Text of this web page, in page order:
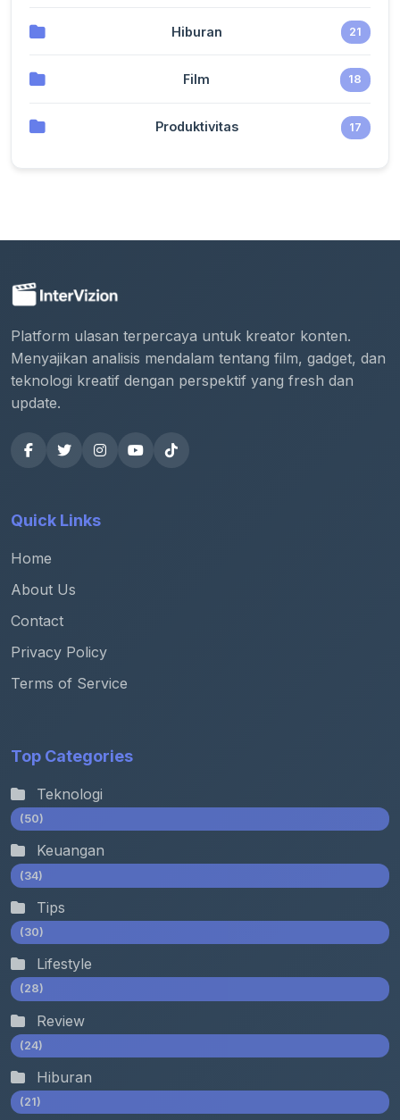
Hiburan 21
Film 18
Produktivitas 17
Platform ulasan terpercaya untuk kreator konten.
Menyajikan analisis mendalam tentang film, gadget, dan
teknologi kreatif dengan perspektif yang fresh dan
update.
Quick Links
Home
About Us
Contact
Privacy Policy
Terms of Service
Top Categories
Teknologi
(50)
Keuangan
(34)
Tips
(30)
Lifestyle
(28)
Review
(24)
Hiburan
(21)